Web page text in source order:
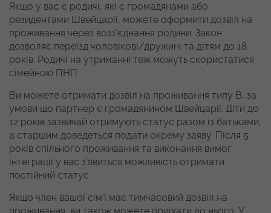
Якщо у вас є родичі, які є громадянами або
резидентами Швейцарії, можете оформити дозвіл на
проживання через возз’єднання родини. Закон
дозволяє переїзд чоловікові/дружині та дітям до 18
років. Родичі на утриманні теж можуть скористатися
сімейною ПНП.
Ви можете отримати дозвіл на проживання типу B, за
умови що партнер є громадянином Швейцарії. Діти до
12 років зазвичай отримують статус разом із батьками,
а старшим доведеться подати окрему заяву. Після 5
років спільного проживання та виконання вимог
інтеграції у вас з’явиться можливість отримати
постійний статус.
Якщо член вашої сім’ї має тимчасовий дозвіл на